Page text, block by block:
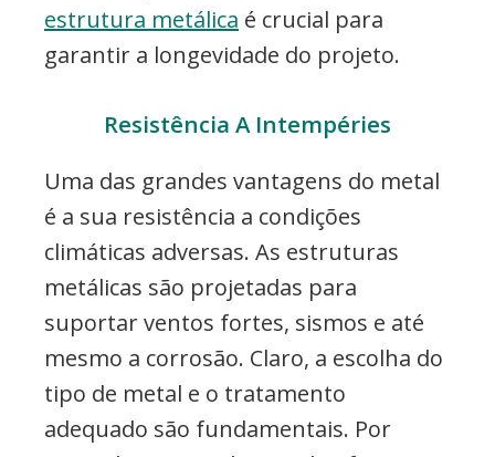
estrutura metálica é crucial para
garantir a longevidade do projeto.
Resistência A Intempéries
Uma das grandes vantagens do metal
é a sua resistência a condições
climáticas adversas. As estruturas
metálicas são projetadas para
suportar ventos fortes, sismos e até
mesmo a corrosão. Claro, a escolha do
tipo de metal e o tratamento
adequado são fundamentais. Por